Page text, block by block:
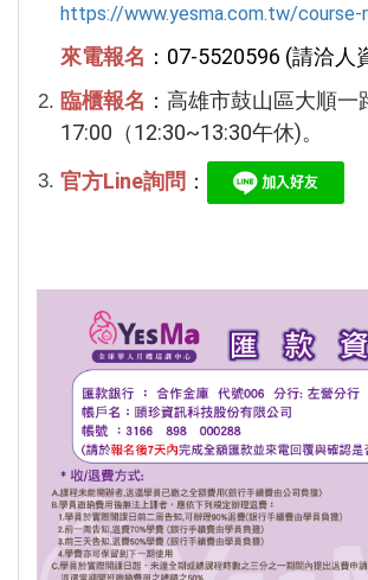
https://www.yesma.com.tw/
來電報名 ： 07-5520596 (請洽人
臨櫃報名 ： 高雄市鼓山區大順一
17:00（12:30~13:30午休)。
官方Line詢問 ：